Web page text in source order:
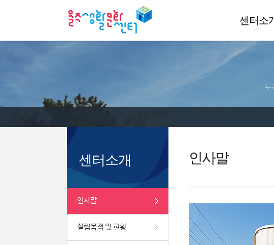
센터소
누
센터소개
인사말
설립목적 및 현황
인사말